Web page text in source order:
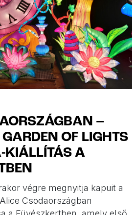
–
OF LIGHTS
KIÁLLÍTÁS A
végre megnyitja kapuit a
Csodaországban